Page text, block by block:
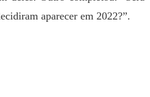
aparecer em 2022?”.